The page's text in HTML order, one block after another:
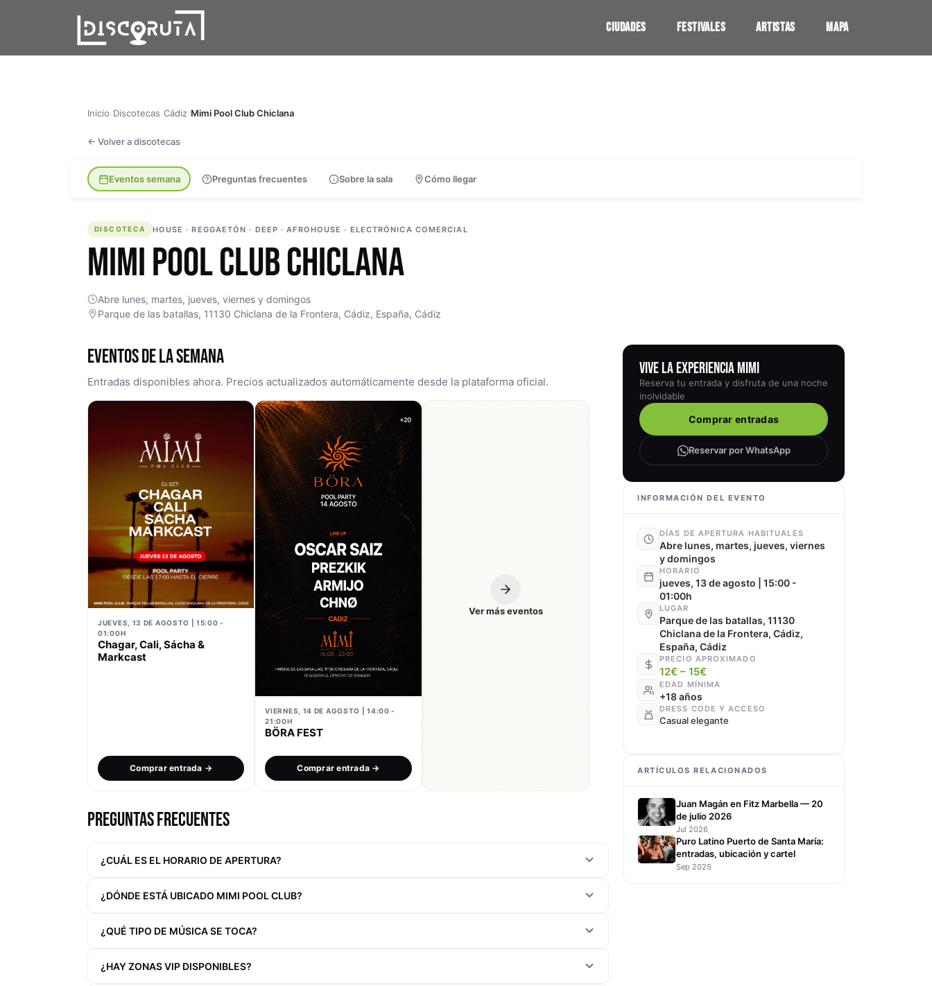
CIUDADES FESTIVALES ARTISTAS MAPA
Inicio Discotecas Cádiz Mimi Pool Club Chiclana
← Volver a discotecas
DISCOTECA
Eventos semana Preguntas frecuentes Sobre la sala Cómo llegar
DISCOTECA HOUSE · REGGAETÓN · DEEP · AFROHOUSE · ELECTRÓNICA COMERCIAL
MIMI POOL CLUB CHICLANA
Abre lunes, martes, jueves, viernes y domingos
Parque de las batallas, 11130 Chiclana de la Frontera, Cádiz, España, Cádiz
VIVE LA EXPERIENCIA MIMI
Reserva tu entrada y disfruta de una noche
inolvidable
Comprar entradas
Reservar por WhatsApp
INFORMACIÓN DEL EVENTO
DÍAS DE APERTURA HABITUALES
Abre lunes, martes, jueves, viernes
y domingos
HORARIO
jueves, 13 de agosto | 15:00 -
01:00h
LUGAR
Parque de las batallas, 11130
Chiclana de la Frontera, Cádiz,
España, Cádiz
PRECIO APROXIMADO
12€ – 15€
EDAD MÍNIMA
+18 años
DRESS CODE Y ACCESO
Casual elegante
ARTÍCULOS RELACIONADOS
Juan Magán en Fitz Marbella — 20
de julio 2026
Jul 2026
Puro Latino Puerto de Santa María:
entradas, ubicación y cartel
Sep 2025
EVENTOS DE LA SEMANA
Entradas disponibles ahora. Precios actualizados automáticamente desde la plataforma oficial.
JUEVES, 13 DE AGOSTO | 15:00 -
01:00H
Chagar, Cali, Sácha &
Markcast
Comprar entrada →
VIERNES, 14 DE AGOSTO | 14:00 -
21:00H
BÖRA FEST
Comprar entrada →
Ver más eventos
PREGUNTAS FRECUENTES
¿CUÁL ES EL HORARIO DE APERTURA?
¿DÓNDE ESTÁ UBICADO MIMI POOL CLUB?
¿QUÉ TIPO DE MÚSICA SE TOCA?
¿HAY ZONAS VIP DISPONIBLES?